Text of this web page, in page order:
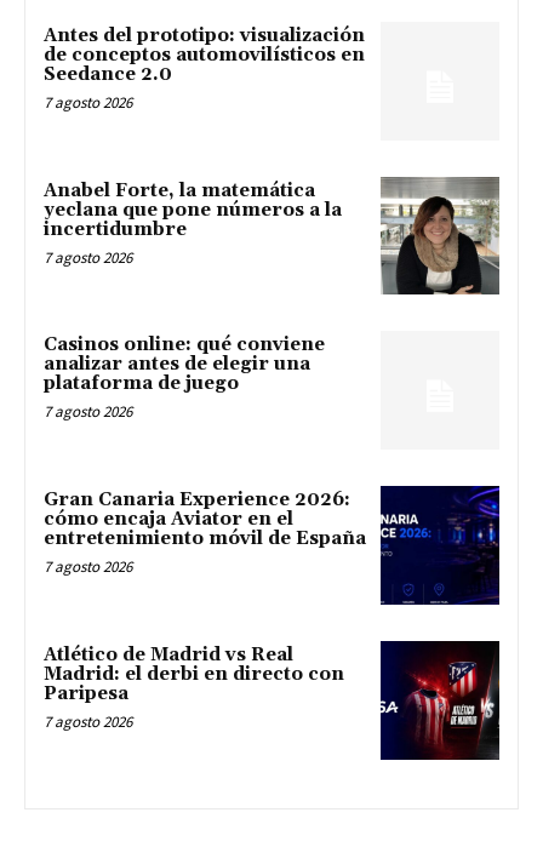
Antes del prototipo: visualización
de conceptos automovilísticos en
Seedance 2.0
7 agosto 2026
Anabel Forte, la matemática
yeclana que pone números a la
incertidumbre
7 agosto 2026
Casinos online: qué conviene
analizar antes de elegir una
plataforma de juego
7 agosto 2026
Gran Canaria Experience 2026:
cómo encaja Aviator en el
entretenimiento móvil de España
7 agosto 2026
Atlético de Madrid vs Real
Madrid: el derbi en directo con
Paripesa
7 agosto 2026